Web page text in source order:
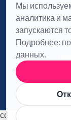
Мы
аналитика и
запускаются
Подробнее:
данных.
ссс